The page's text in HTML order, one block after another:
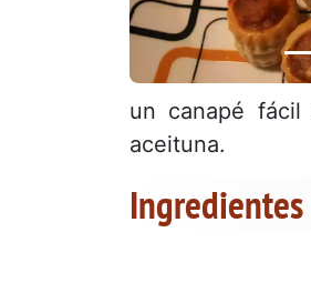
un canapé
aceituna.
Ingredientes